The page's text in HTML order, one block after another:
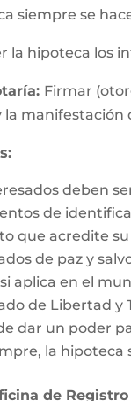
siempre se
la hipoteca los
Firmar
la manifestación
deben
de
que acredite
de paz y
aplica en el
de Libertad y
dar un poder
la
de